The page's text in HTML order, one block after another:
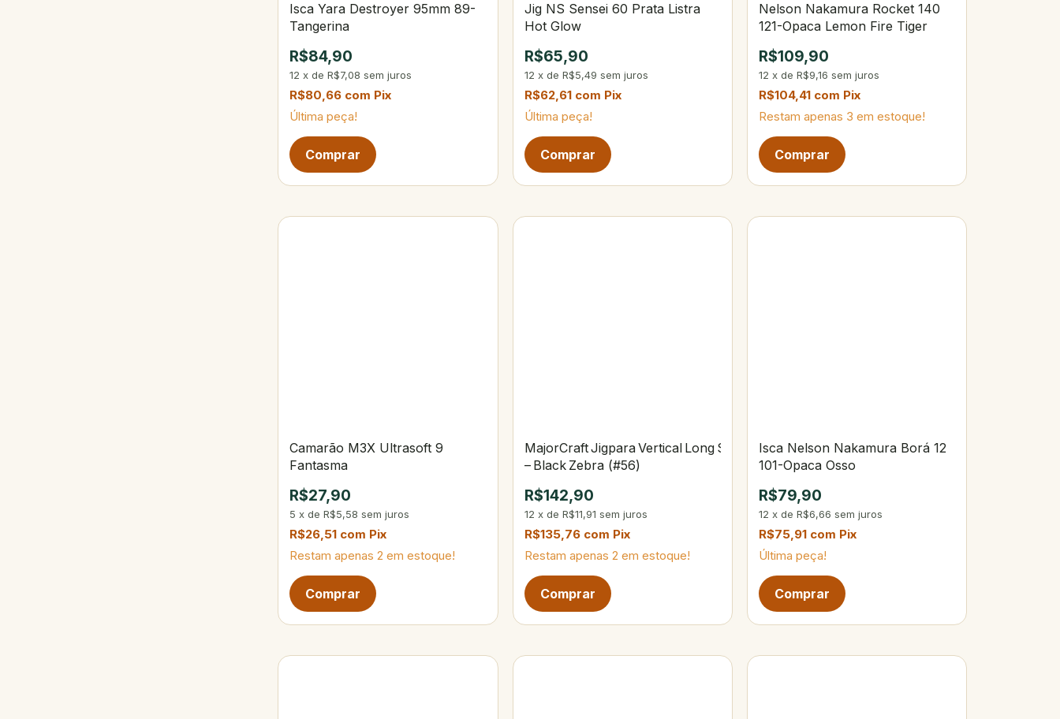
Isca Yara Destroyer 95mm 89-
Tangerina
R$84,90
12 xdeR$7,08 sem juros
R$80,66 com Pix
Última peça!
Jig NS Sensei 60 Prata Listra
Hot Glow
R$65,90
12 x de R$5,49 sem juros
R$62,61 com Pix
Última peça!
Nelson Nakamura Rocket 140
121-Opaca Lemon Fire Tiger
R$109,90
12 x de R$9,16 sem juros
R$104,41 com Pix
Restam apenas 3 em estoque!
Camarão M3X Ultrasoft 9
Fantasma
R$27,90
5 xdeR$5,58 sem juros
R$26,51 com Pix
Restam apenas2 em estoque!
MajorCraft Jigpara Vertical Long Slow 100 g
– Black Zebra (#56)
R$142,90
12 x de R$11,91 sem juros
R$135,76 com Pix
Restam apenas 2 em estoque!
Isca Nelson Nakamura Borá 12
101-Opaca Osso
R$79,90
12 x de R$6,66 sem juros
R$75,91 com Pix
Última peça!